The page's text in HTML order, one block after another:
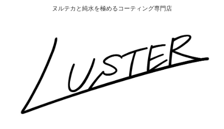
ヌルテカと純水を極めるコーティング専門店